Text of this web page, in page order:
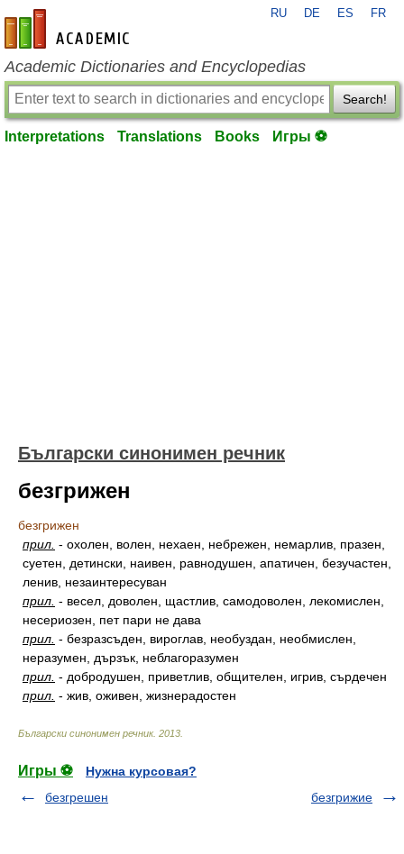
en-academic.com
RU DE ES FR
Academic Dictionaries and Encyclopedias
Search!
Interpretations Translations Books Игры ⚽
Български синонимен речник
безгрижен
безгрижен
прил. - охолен, волен, нехаен, небрежен, немарлив, празен,
суетен, детински, наивен, равнодушен, апатичен, безучастен,
ленив, незаинтересуван
прил. - весел, доволен, щастлив, самодоволен, лекомислен,
несериозен, пет пари не дава
прил. - безразсъден, вироглав, необуздан, необмислен,
неразумен, дързък, неблагоразумен
прил. - добродушен, приветлив, общителен, игрив, сърдечен
прил. - жив, оживен, жизнерадостен
Български синонимен речник. 2013
Игры ⚽
Нужна курсовая?
безгрешен
безгрижие